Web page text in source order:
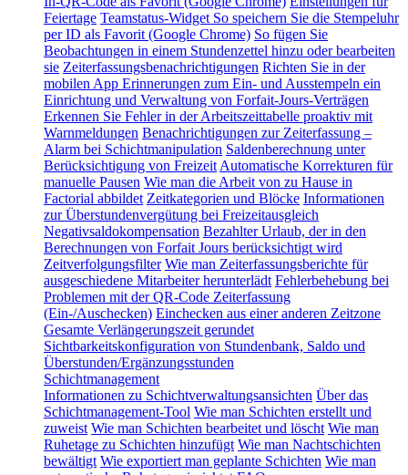
Feiertage Teamstatus-Widget So speichern Sie die Stempeluhr
per ID als Favorit (Google Chrome) So fügen Sie
Beobachtungen in einem Stundenzettel hinzu oder bearbeiten
sie Zeiterfassungsbenachrichtigungen Richten Sie in der
mobilen App Erinnerungen zum Ein- und Ausstempeln ein
Einrichtung und Verwaltung von Forfait-Jours-Verträgen
Erkennen Sie Fehler in der Arbeitszeittabelle proaktiv mit
Warnmeldungen Benachrichtigungen zur Zeiterfassung –
Alarm bei Schichtmanipulation Saldenberechnung unter
Berücksichtigung von Freizeit Automatische Korrekturen für
manuelle Pausen Wie man die Arbeit von zu Hause in
Factorial abbildet Zeitkategorien und Blöcke Informationen
zur Überstundenvergütung bei Freizeitausgleich
Negativsaldokompensation Bezahlter Urlaub, der in den
Berechnungen von Forfait Jours berücksichtigt wird
Zeitverfolgungsfilter Wie man Zeiterfassungsberichte für
ausgeschiedene Mitarbeiter herunterlädt Fehlerbehebung bei
Problemen mit der QR-Code Zeiterfassung
(Ein-/Auschecken) Einchecken aus einer anderen Zeitzone
Gesamte Verlängerungszeit gerundet
Sichtbarkeitskonfiguration von Stundenbank, Saldo und
Überstunden/Ergänzungsstunden
Schichtmanagement
Informationen zu Schichtverwaltungsansichten Über das
Schichtmanagement-Tool Wie man Schichten erstellt und
zuweist Wie man Schichten bearbeitet und löscht Wie man
Ruhetage zu Schichten hinzufügt Wie man Nachtschichten
bewältigt Wie exportiert man geplante Schichten Wie man